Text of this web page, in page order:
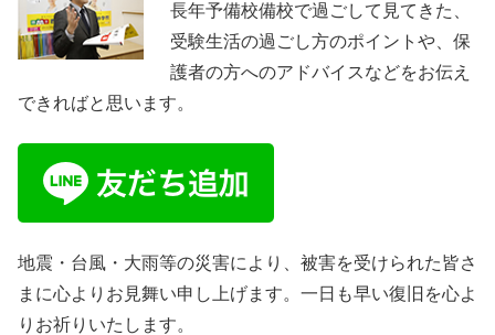
長年予備校備校で過ごして見てきた、
受験生活の過ごし方のポイントや、保
護者の方へのアドバイスなどをお伝え
できればと思います。
地震・台風・大雨等の災害により、被害を受けられた皆さ
まに心よりお見舞い申し上げます。一日も早い復旧を心よ
りお祈りいたします。